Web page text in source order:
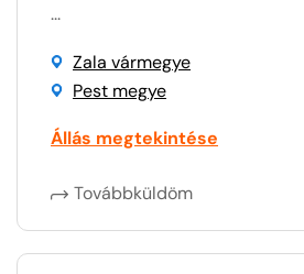
...
Zala vármegye
Pest megye
Állás megtekintése
Továbbküldöm